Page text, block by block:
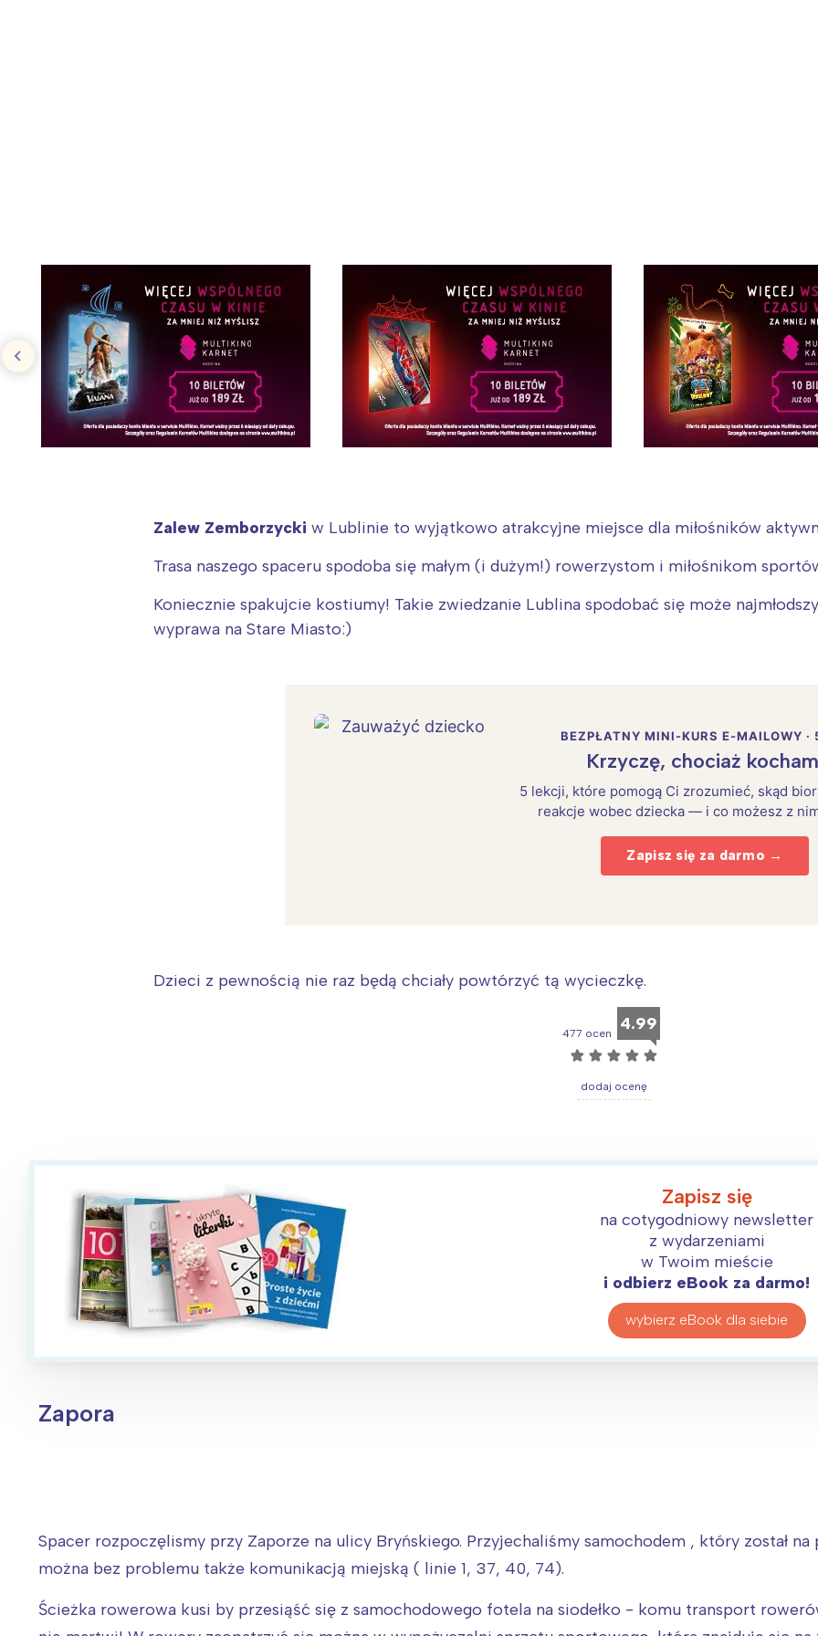
Zalew Zemborzycki w Lublinie to wyjątkowo atrakcyjne miejsce dla miłośników
Trasa naszego spaceru spodoba się małym (i dużym!) rowerzystom i miłośnikom
Koniecznie spakujcie kostiumy! Takie zwiedzanie Lublina spodobać się może
wyprawa na Stare Miasto:)
BEZPŁATNY MINI-KURS E-MAILOWY ·
Krzyczę, chociaż
5 lekcji, które pomogą Ci zrozumieć, skąd
reakcje wobec dziecka — i co możesz z
Zapisz się za darmo →
Dzieci z pewnością nie raz będą chciały powtórzyć tą wycieczkę.
477 ocen 4.99
☆ ☆ ☆ ☆ ☆
dodaj ocenę
Zapisz się
na cotygodniowy newsletter
z wydarzeniami
w Twoim mieście
i odbierz eBook za darmo!
wybierz eBook dla siebie
Zapora
Spacer rozpoczęlismy przy Zaporze na ulicy Bryńskiego. Przyjechaliśmy samochodem , który został
można bez problemu także komunikacją miejską ( linie 1, 37, 40, 74).
Ścieżka rowerowa kusi by przesiąść się z samochodowego fotela na siodełko - komu transport
Kraków
Południe
Północ
Wszystkie
Wybieram